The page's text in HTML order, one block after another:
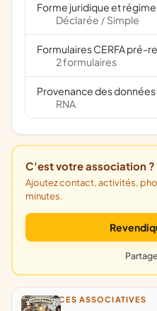
Forme juridique et
Déclarée / Simple
Formulaires CERFA pré-
2 formulaires
Provenance des données
RNA
C'est votre association ?
Ajoutez contact, activités, photos et annonces. Gratuit, en 5
minutes.
ANNONCES ASSOCIATIVES